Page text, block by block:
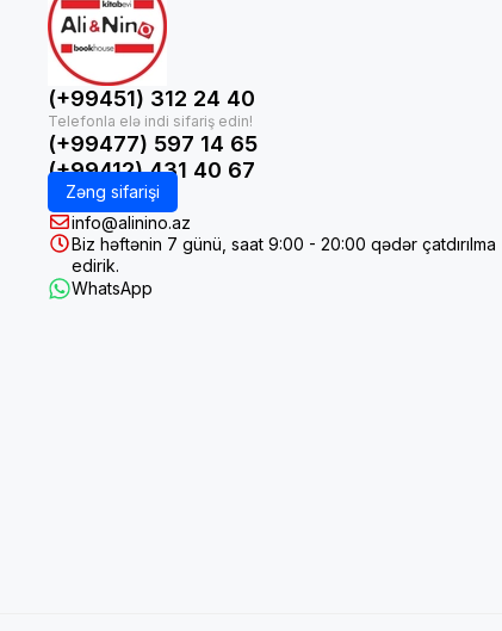
(+99451) 312 24 40
(+99477) 597 14 65
(+99412) 431 40 67
Zəng sifarişi
info@alinino.az
Biz həftənin 7 günü, saat 9:00 - 20:00 qədər çatdırılma
edirik.
WhatsApp